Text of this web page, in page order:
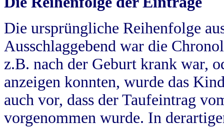
Die ursprüngliche Reihenfolge
Ausschlaggebend war die
z.B. nach der Geburt krank war,
anzeigen konnten, wurde das
auch vor, dass der Taufeintrag
vorgenommen wurde. In